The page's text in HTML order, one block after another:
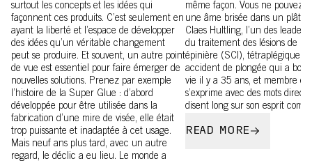
surtout les concepts et les idées qui
façonnent ces produits. C’est seulement en
ayant la liberté et l’espace de développer
des idées qu’un véritable changement
peut se produire. Et souvent, un autre point
de vue est essentiel pour faire émerger de
nouvelles solutions. Prenez par exemple
l’histoire de la Super Glue : d’abord
développée pour être utilisée dans la
fabrication d’une mire de visée, elle était
trop puissante et inadaptée à cet usage.
Mais neuf ans plus tard, avec un autre
regard, le déclic a eu lieu. Le monde a
même façon. Vous ne pouvez
une âme brisée dans un
Claes Hultling, l’un des leaders
du traitement des lésions de la
épinière (SCI), tétraplégique
accident de plongée qui a
vie il y a 35 ans, et membre
s’exprime avec des mots
disent long sur son esprit
READ MORE